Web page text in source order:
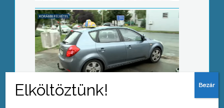
Tovább csökken az üzemanyag ára